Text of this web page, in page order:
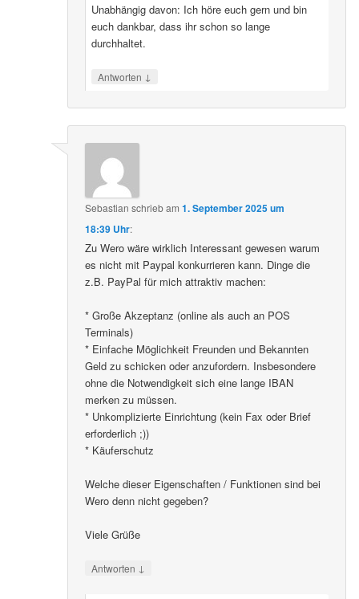
Unabhängig davon: Ich höre euch gern und bin
euch dankbar, dass ihr schon so lange
durchhaltet.
Antworten ↓
Sebastian schriebam1. September 2025 um
18:39 Uhr:
Zu Wero wäre wirklich Interessant gewesen warum
es nicht mit Paypal konkurrieren kann. Dinge die
z.B. PayPal für mich attraktiv machen:
* Große Akzeptanz (online als auch an POS
Terminals)
* Einfache Möglichkeit Freunden und Bekannten
Geld zu schicken oder anzufordern. Insbesondere
ohne die Notwendigkeit sich eine lange IBAN
merken zu müssen.
* Unkomplizierte Einrichtung (kein Fax oder Brief
erforderlich ;))
* Käuferschutz
Welche dieser Eigenschaften / Funktionen sind bei
Wero denn nicht gegeben?
Viele Grüße
Antworten ↓